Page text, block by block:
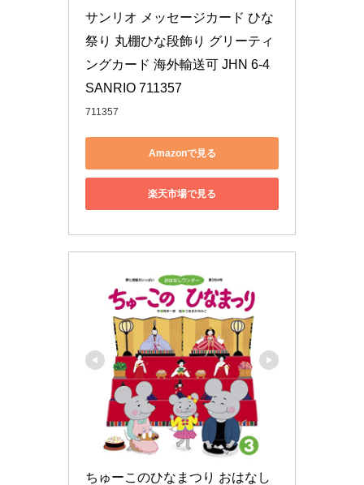
サンリオ メッセージカード ひな
祭り 丸棚ひな段飾り グリーティ
ングカード 海外輸送可 JHN 6-4
SANRIO 711357
711357
Amazonで見る
楽天市場で見る
ちゅーこのひなまつり おはなし